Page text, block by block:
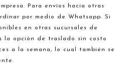
Para envíos hacia otras
por medio de Whatsapp. Si
en otras sucursales de
la opción de traslado sin costo
a la semana, lo cual también se